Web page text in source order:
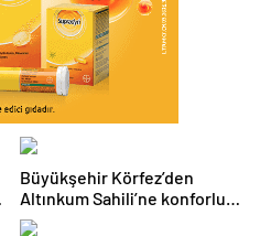
Büyükşehir Körfez’den
Altınkum Sahili’ne konforlu
dokunuş: